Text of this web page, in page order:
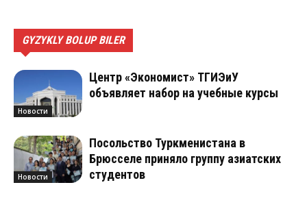
GYZYKLY BOLUP BILER
Новости
Центр «Экономист» ТГИЭиУ
объявляет набор на учебные курсы
Новости
Посольство Туркменистана в
Брюсселе приняло группу азиатских
студентов